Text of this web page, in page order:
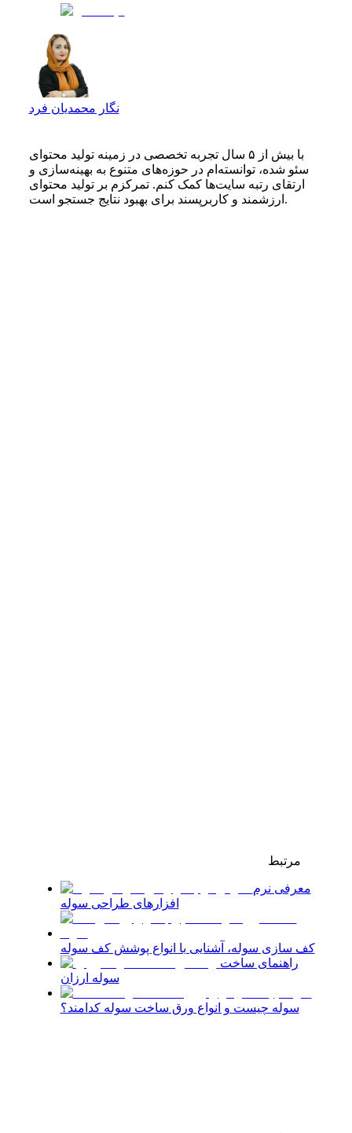
نگار محمدیان فرد
با بیش از ۵ سال تجربه تخصصی در زمینه تولید محتوای
سئو شده، توانسته‌ام در حوزه‌های متنوع به بهینه‌سازی و
ارتقای رتبه سایت‌ها کمک کنم. تمرکزم بر تولید محتوای
ارزشمند و کاربرپسند برای بهبود نتایج جستجو است.
مرتبط
معرفی نرم
افزارهای طراحی سوله
کف سازی سوله، آشنایی با انواع پوشش کف سوله
سوله ارزان
سوله چیست و انواع ورق ساخت سوله کدامند؟